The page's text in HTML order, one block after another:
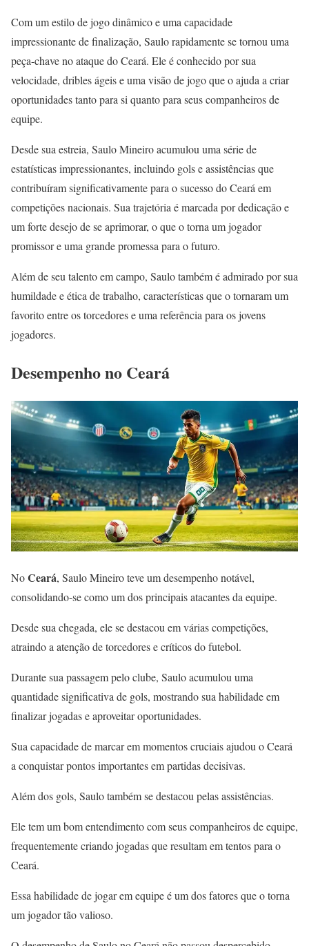
Com um estilo de jogo dinâmico e uma capacidade
impressionante de finalização, Saulo rapidamente se tornou uma
peça-chave no ataque do Ceará. Ele é conhecido por sua
velocidade, dribles ágeis e uma visão de jogo que o ajuda a criar
oportunidades tanto para si quanto para seus companheiros de
equipe.
Desde sua estreia, Saulo Mineiro acumulou uma série de
estatísticas impressionantes, incluindo gols e assistências que
contribuíram significativamente para o sucesso do Ceará em
competições nacionais. Sua trajetória é marcada por dedicação e
um forte desejo de se aprimorar, o que o torna um jogador
promissor e uma grande promessa para o futuro.
Além de seu talento em campo, Saulo também é admirado por sua
humildade e ética de trabalho, características que o tornaram um
favorito entre os torcedores e uma referência para os jovens
jogadores.
Desempenho no Ceará
NoCeará, Saulo Mineiro teve um desempenho notável,
consolidando-se como um dos principais atacantes da equipe.
Desde sua chegada, ele se destacou em várias competições,
atraindo a atenção de torcedores e críticos do futebol.
Durante sua passagem pelo clube, Saulo acumulou uma
quantidade significativa de gols, mostrando sua habilidade em
finalizar jogadas e aproveitar oportunidades.
Sua capacidade de marcar em momentos cruciais ajudou o Ceará
a conquistar pontos importantes em partidas decisivas.
Além dos gols, Saulo também se destacou pelas assistências.
Ele tem um bom entendimento com seus companheiros de equipe,
frequentemente criando jogadas que resultam em tentos para o
Ceará.
Essa habilidade de jogar em equipe é um dos fatores que o torna
um jogador tão valioso.